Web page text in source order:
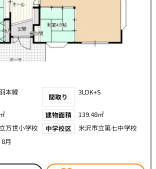
本線
間取り
3LDK+S
建物面積
139.48㎡
万世小学校 中学校区
米沢市立第七中学校
月